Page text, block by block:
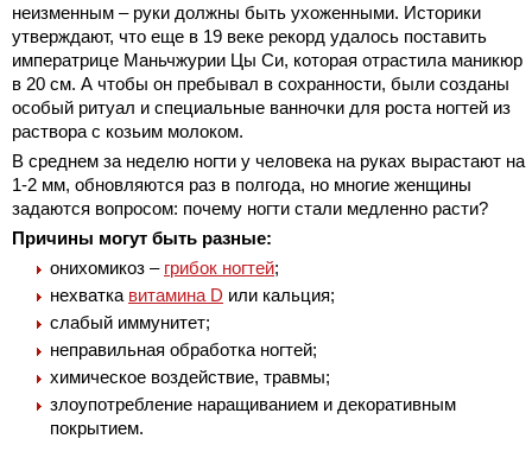
неизменным – руки должны быть ухоженными. Историки
утверждают, что еще в 19 веке рекорд удалось поставить
императрице Маньчжурии Цы Си, которая отрастила маникюр
в 20 см. А чтобы он пребывал в сохранности, были созданы
особый ритуал и специальные ванночки для роста ногтей из
раствора с козьим молоком.
В среднем за неделю ногти у человека на руках вырастают на
1-2 мм, обновляются раз в полгода, но многие женщины
задаются вопросом: почему ногти стали медленно расти?
Причины могут быть разные:
онихомикоз – грибок ногтей;
нехватка витамина D или кальция;
слабый иммунитет;
неправильная обработка ногтей;
химическое воздействие, травмы;
злоупотребление наращиванием и декоративным
покрытием.